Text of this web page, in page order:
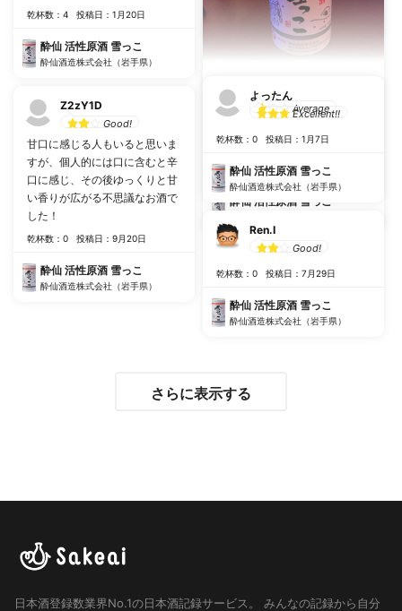
酔仙 活性原酒 雪っこ
酔仙酒造株式会社（岩手県）
乾杯数：4 投稿日：1月20日
酔仙 活性原酒 雪っこ
酔仙酒造株式会社（岩手県）
yyy
Average
ったぁ。2021/1/9
乾杯数：0 投稿日：5月16日
酔仙 活性原酒 雪っこ
よったん
Excellent!!
乾杯数：0 投稿日：1月7日
酔仙 活性原酒 雪っこ
酔仙酒造株式会社（岩手県）
Z2zY1D
Good!
甘口に感じる人もいると思いま
すが、個人的には口に含むと辛
口に感じ、その後ゆっくりと甘
い香りが広がる不思議なお酒で
した！
乾杯数：0 投稿日：9月20日
酔仙 活性原酒 雪っこ
酔仙酒造株式会社（岩手県）
Ren.I
Good!
乾杯数：0 投稿日：7月29日
酔仙 活性原酒 雪っこ
酔仙酒造株式会社（岩手県）
さらに表示する
日本酒登録数業界No.1の日本酒記録サービス。
みんなの記録から自分